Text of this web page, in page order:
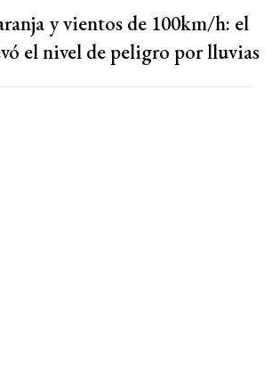
y vientos de 100km/h: el
el nivel de peligro por lluvias